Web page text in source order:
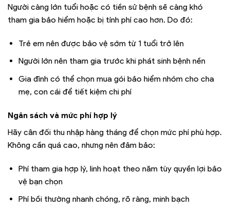
Người càng lớn tuổi hoặc có tiền sử bệnh sẽ càng khó
tham gia bảo hiểm hoặc bị tính phí cao hơn. Do đó:
Trẻ em nên được bảo vệ sớm từ 1 tuổi trở lên
Người lớn nên tham gia trước khi phát sinh bệnh nền
Gia đình có thể chọn mua gói bảo hiểm nhóm cho cha
mẹ, con cái để tiết kiệm chi phí
Ngân sách và mức phí hợp lý
Hãy cân đối thu nhập hàng tháng để chọn mức phí phù hợp.
Không cần quá cao, nhưng nên đảm bảo:
Phí tham gia hợp lý, linh hoạt theo năm tùy quyền lợi bảo
vệ bạn chọn
Phí bồi thường nhanh chóng, rõ ràng, minh bạch